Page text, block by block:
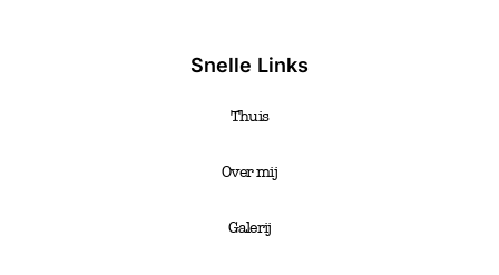
Snelle Links
Thuis
Over mij
Galerij